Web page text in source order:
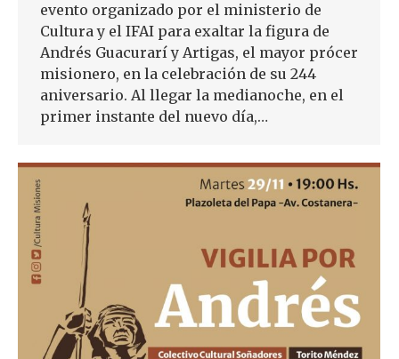
evento organizado por el ministerio de
Cultura y el IFAI para exaltar la figura de
Andrés Guacurarí y Artigas, el mayor prócer
misionero, en la celebración de su 244
aniversario. Al llegar la medianoche, en el
primer instante del nuevo día,…